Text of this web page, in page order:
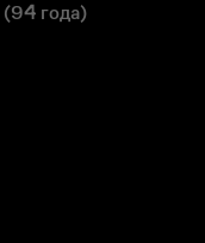
(94 года)